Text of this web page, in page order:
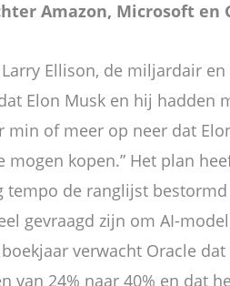
Amazon, Microsoft en
Ellison, de miljardair
Elon Musk en hij hadden
min of meer op neer dat
mogen kopen.” Het plan
tempo de ranglijst
gevraagd zijn om AI-
verwacht Oracle
van 24% naar 40% en dat